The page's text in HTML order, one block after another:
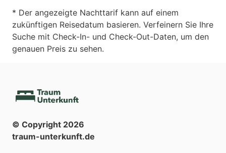
* Der angezeigte Nachttarif kann auf einem
zukünftigen Reisedatum basieren. Verfeinern Sie Ihre
Suche mit Check-In- und Check-Out-Daten, um den
genauen Preis zu sehen.
© Copyright 2026
traum-unterkunft.de